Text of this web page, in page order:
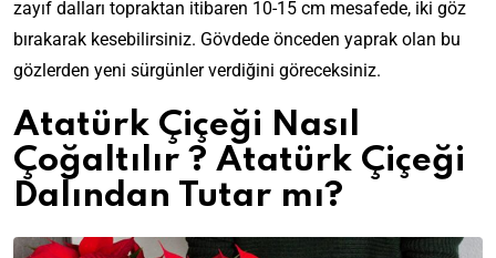
zayıf dalları topraktan itibaren 10-15 cm mesafede, iki göz
bırakarak kesebilirsiniz. Gövdede önceden yaprak olan bu
gözlerden yeni sürgünler verdiğini göreceksiniz.
Atatürk Çiçeği Nasıl
Çoğaltılır ? Atatürk Çiçeği
Dalından Tutar mı?